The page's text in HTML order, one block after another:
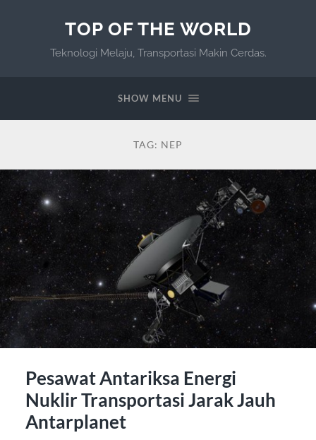
TOP OF THE WORLD
Teknologi Melaju, Transportasi Makin Cerdas.
SHOW MENU
TAG: NEP
Pesawat Antariksa Energi
Nuklir Transportasi Jarak Jauh
Antarplanet